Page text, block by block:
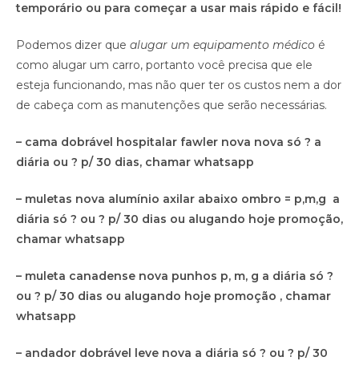
temporário ou para começar a usar mais rápido e fácil!
Podemos dizer que alugar um equipamento médico é
como alugar um carro, portanto você precisa que ele
esteja funcionando, mas não quer ter os custos nem a dor
de cabeça com as manutenções que serão necessárias.
– cama dobrável hospitalar fawler nova nova só ? a
diária ou ? p/ 30 dias, chamar whatsapp
– muletas nova alumínio axilar abaixo ombro = p,m,g a
diária só ? ou ? p/ 30 dias ou alugando hoje promoção,
chamar whatsapp
– muleta canadense nova punhos p, m, g a diária só ?
ou ? p/ 30 dias ou alugando hoje promoção , chamar
whatsapp
– andador dobrável leve nova a diária só ? ou ? p/ 30